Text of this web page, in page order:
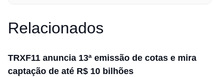
Relacionados
TRXF11 anuncia 13ª emissão de cotas e mira
captação de até R$ 10 bilhões